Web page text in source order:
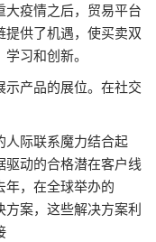
疫情之后，贸易平台
供了机遇，使买卖双
习和创新。
产品的展位。在社交
人际联系魔力结合起
驱动的合格潜在客户线
年，在全球举办的
案，这些解决方案利